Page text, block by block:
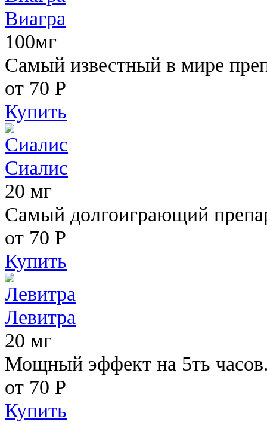
Виагра
100мг
Самый известный в мире
от 70 Р
Купить
Сиалис
20 мг
Самый долгоиграющий
от 70 Р
Купить
Левитра
20 мг
Мощный эффект на 5ть
от 70 Р
Купить